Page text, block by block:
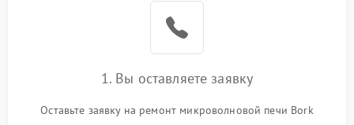
1. Вы оставляете заявку
Оставьте заявку на ремонт микроволновой печи Bork